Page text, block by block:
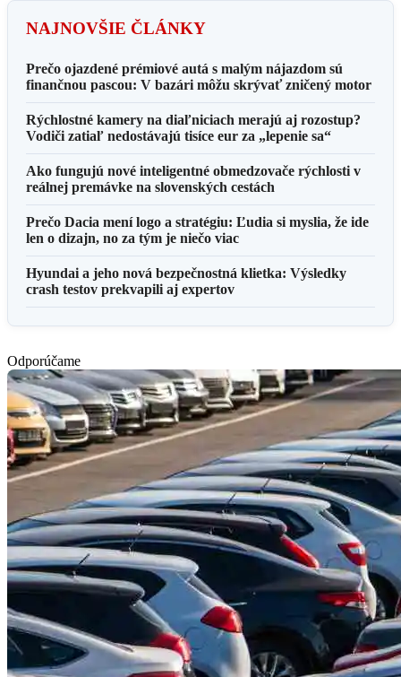
NAJNOVŠIE ČLÁNKY
Prečo ojazdené prémiové autá s malým nájazdom sú
finančnou pascou: V bazári môžu skrývať zničený motor
Rýchlostné kamery na diaľniciach merajú aj rozostup?
Vodiči zatiaľ nedostávajú tisíce eur za „lepenie sa“
Ako fungujú nové inteligentné obmedzovače rýchlosti v
reálnej premávke na slovenských cestách
Prečo Dacia mení logo a stratégiu: Ľudia si myslia, že ide
len o dizajn, no za tým je niečo viac
Hyundai a jeho nová bezpečnostná klietka: Výsledky
crash testov prekvapili aj expertov
Odporúčame